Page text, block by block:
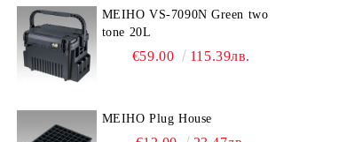
MEIHO VS-7090N Green two
tone 20L
€59.00 115.39лв.
MEIHO Plug House